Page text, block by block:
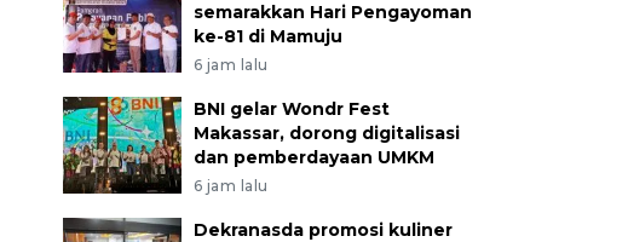
semarakkan Hari Pengayoman
ke-81 di Mamuju
6 jam lalu
BNI gelar Wondr Fest
Makassar, dorong digitalisasi
dan pemberdayaan UMKM
6 jam lalu
Dekranasda promosi kuliner